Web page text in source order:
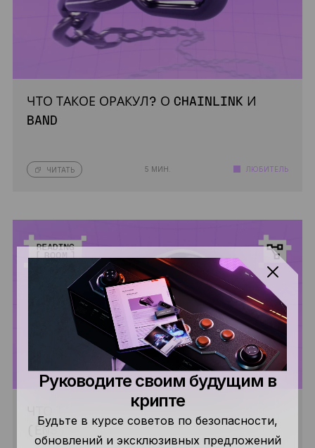
ЧТО ТАКОЕ ОРАКУЛ? О CHAINLINK И
BAND
ЧИТАТЬ 5 МИН. ЛЮБИТЕЛЬ
ЧТО ТАКОЕ ETHEREUM NAME SERVICE
(ENS)?
Руководите своим будущим в
крипте
Будьте в курсе советов по безопасности,
обновлений и эксклюзивных предложений